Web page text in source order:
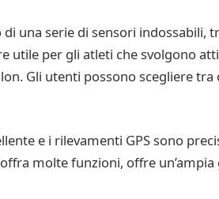
una serie di sensori indossabili,
utile per gli atleti che svolgono
Gli utenti possono scegliere tra
e i rilevamenti GPS sono
molte funzioni, offre